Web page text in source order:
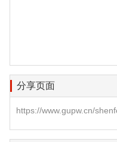
分享页面
https://www.gupw.cn/